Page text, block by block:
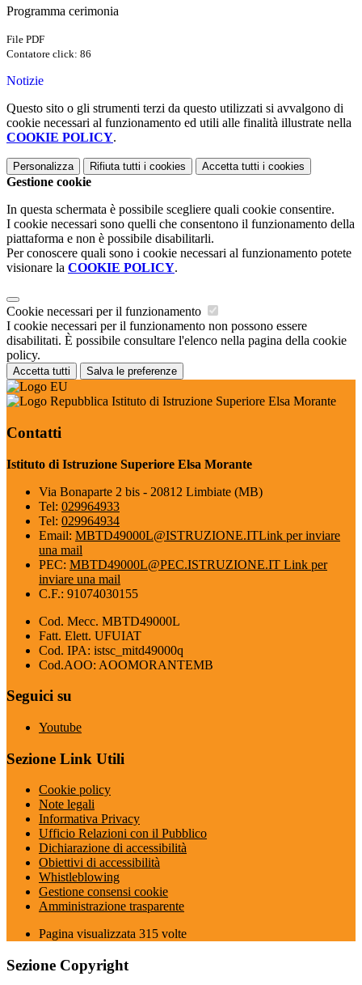
Programma cerimonia
File PDF
Contatore click: 86
Notizie
Questo sito o gli strumenti terzi da questo utilizzati si avvalgono di
cookie necessari al funzionamento ed utili alle finalità illustrate nella
COOKIE POLICY.
Personalizza Rifiuta tutti i cookies Accetta tutti i cookies
Gestione cookie
In questa schermata è possibile scegliere quali cookie consentire.
I cookie necessari sono quelli che consentono il funzionamento della
piattaforma e non è possibile disabilitarli.
Per conoscere quali sono i cookie necessari al funzionamento potete
visionare la COOKIE POLICY.
Cookie necessari per il funzionamento
I cookie necessari per il funzionamento non possono essere
disabilitati. È possibile consultare l'elenco nella pagina della cookie
policy.
Accetta tutti Salva le preferenze
Istituto di Istruzione Superiore Elsa Morante
Contatti
Istituto di Istruzione Superiore Elsa Morante
Via Bonaparte 2 bis - 20812 Limbiate (MB)
Tel: 029964933
Tel: 029964934
Email: MBTD49000L@ISTRUZIONE.ITLink per inviare
una mail
PEC: MBTD49000L@PEC.ISTRUZIONE.IT Link per
inviare una mail
C.F.: 91074030155
Cod. Mecc. MBTD49000L
Fatt. Elett. UFUIAT
Cod. IPA: istsc_mitd49000q
Cod.AOO: AOOMORANTEMB
Seguici su
Youtube
Sezione Link Utili
Cookie policy
Note legali
Informativa Privacy
Ufficio Relazioni con il Pubblico
Dichiarazione di accessibilità
Obiettivi di accessibilità
Whistleblowing
Gestione consensi cookie
Amministrazione trasparente
Pagina visualizzata 315 volte
Sezione Copyright